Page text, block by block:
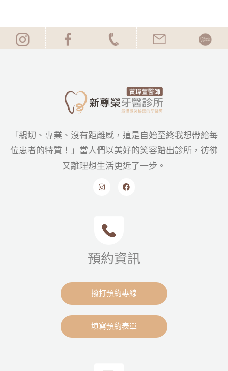
「親切、專業、沒有距離感，這是自始至終我想帶給每
位患者的特質！」當人們以美好的笑容踏出診所，彷彿
又離理想生活更近了一步。
預約資訊
撥打預約專線
填寫預約表單